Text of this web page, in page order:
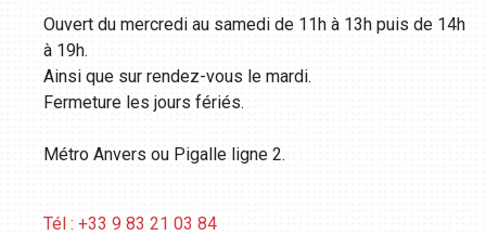
Ouvert du mercredi au samedi de 11h à 13h puis de 14h
à 19h.
Ainsi que sur rendez-vous le mardi.
Fermeture les jours fériés.
Métro Anvers ou Pigalle ligne 2.
Tél : +33 9 83 21 03 84